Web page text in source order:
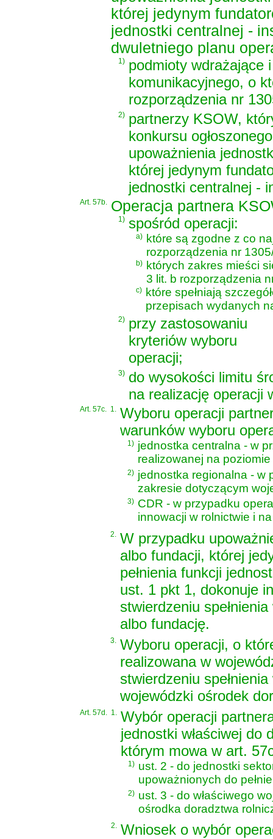
której jedynym
jednostki centralnej -
dwuletniego planu
1) podmioty wdrażające
komunikacyjnego, o
rozporządzenia nr
2) partnerzy KSOW,
konkursu
upoważnienia
której jedynym
jednostki centralnej -
Art. 57b. Operacja partnera
1) spośród operacji:
a)
które są zgodne z co
rozporządzenia nr
b)
których zakres mieści
3 lit. b rozporządzenia
c)
które spełniają
przepisach wydanych
2) przy zastosowaniu
kryteriów wyboru
operacji;
3) do wysokości limitu
na realizację operacji
Art. 57c. 1. Wyboru operacji
warunków wyboru
1) jednostka centralna - w
realizowanej na
2) jednostka regionalna - w
zakresie dotyczącym
3) CDR - w przypadku
innowacji w rolnictwie i
2. W przypadku
albo fundacji, której
pełnienia funkcji
ust. 1 pkt 1, dokonuje
stwierdzeniu
albo fundację.
3. Wyboru operacji, o
realizowana w
stwierdzeniu
wojewódzki ośrodek
Art. 57d. 1. Wybór operacji
jednostki właściwej do
którym mowa w art.
1) ust. 2 - do jednostki
upoważnionych do
2) ust. 3 - do właściwego
ośrodka doradztwa
2. Wniosek o wybór